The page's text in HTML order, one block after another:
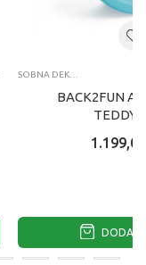
BACK2FUN
TEDDY
1.199,00
DODAJ